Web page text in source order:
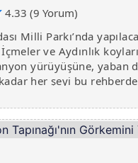
4.33 (9 Yorum)
Milli Parkı’nda
ve Aydınlık
yürüyüşüne, yaban
kadar her şeyi bu